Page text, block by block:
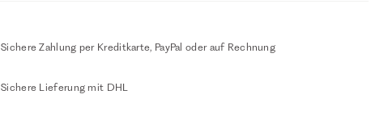
Sichere Zahlung per Kreditkarte, PayPal oder auf Rechnung
Sichere Lieferung mit DHL